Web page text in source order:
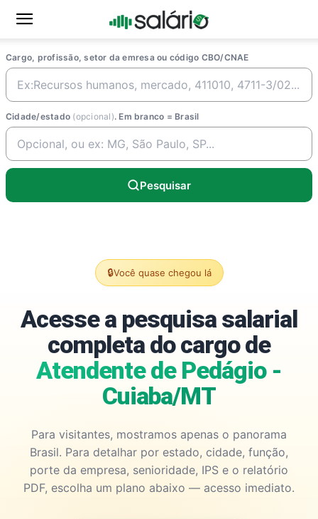
Cargo, profissão, setor da emresa ou código CBO/CNAE
Cidade/estado (opcional). Em branco = Brasil
Pesquisar
🔒Você quase chegou lá
Acesse a pesquisa salarial
completa do cargo de
Atendente de Pedágio -
Cuiaba/MT
Para visitantes, mostramos apenas o panorama
Brasil. Para detalhar por estado, cidade, função,
porte da empresa, senioridade, IPS e o relatório
PDF, escolha um plano abaixo — acesso imediato.